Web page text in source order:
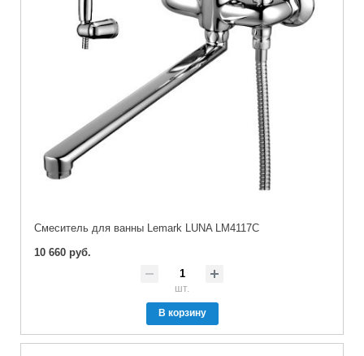
Cмеситель для ванны Lemark LUNA LM4117C
10 660 руб.
шт.
В корзину